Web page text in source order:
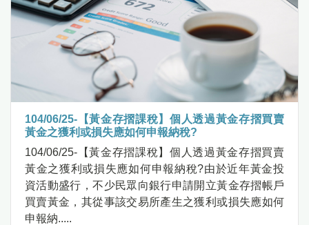
104/06/25-【黃金存摺課稅】個人透過黃金存摺買賣
黃金之獲利或損失應如何申報納稅?
104/06/25-【黃金存摺課稅】個人透過黃金存摺買賣
黃金之獲利或損失應如何申報納稅?由於近年黃金投
資活動盛行，不少民眾向銀行申請開立黃金存摺帳戶
買賣黃金，其從事該交易所產生之獲利或損失應如何
申報納.....